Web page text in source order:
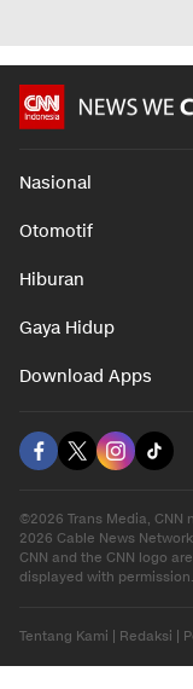
Nasional
Otomotif
Hiburan
Gaya Hidup
Download Apps
©2026 Trans Media,
2026 Cable News
CNN and the CNN logo
displayed with permission.
Tentang Kami Redaksi